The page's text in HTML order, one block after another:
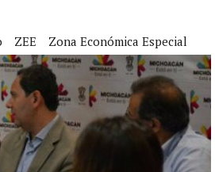
ZEE Zona Económica Especial